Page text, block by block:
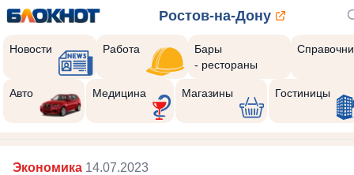
Ростов-на-Дону
Новости Работа
Бары
- рестораны
Авто Медицина Магазины Гостиницы
Экономика 14.07.2023